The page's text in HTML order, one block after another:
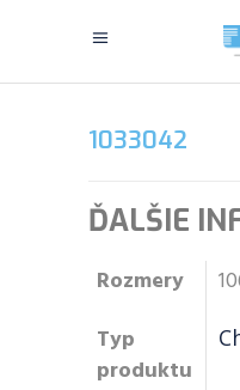
1033042
ĎALŠIE
Rozmery
Typ
produktu